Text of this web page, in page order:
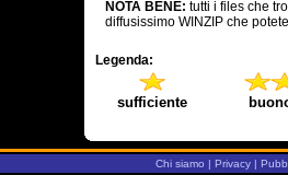
NOTA BENE: tutti i files che
diffusissimo WINZIP che
Legenda:
sufficiente
Chi siamo | Privacy |